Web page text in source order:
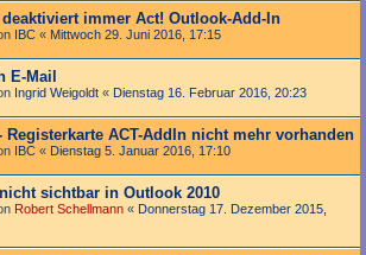
immer Act! Outlook-Add-In
IBC « Mittwoch 29. Juni 2016, 17:15
E-Mail
Ingrid Weigoldt « Dienstag 16. Februar 2016, 20:23
Registerkarte ACT-AddIn nicht mehr vorhanden
IBC « Dienstag 5. Januar 2016, 17:10
sichtbar in Outlook 2010
Robert Schellmann « Donnerstag 17. Dezember 2015,